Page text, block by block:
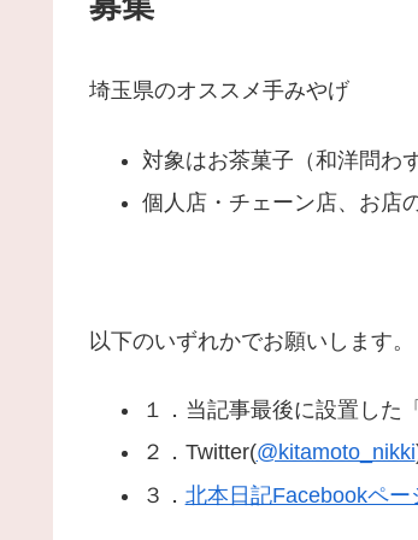
埼玉県のオススメ手みやげ
対象はお茶菓子（和洋問わず
個人店・チェーン店、お店
以下のいずれかでお願いします。
１．当記事最後に設置した
２．Twitter(@kitamoto_nikki
３． 北本日記Facebookペー